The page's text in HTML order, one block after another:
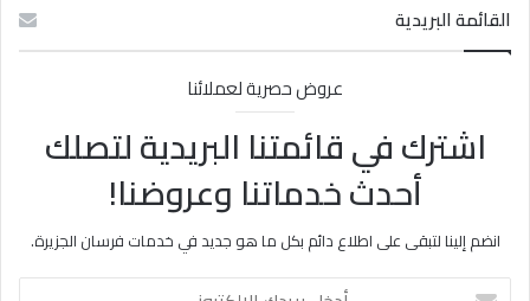
القائمة البريدية
عروض حصرية لعملائنا
اشترك في قائمتنا البريدية لتصلك
أحدث خدماتنا وعروضنا!
انضم إلينا لتبقى على اطلاع دائم بكل ما هو جديد في خدمات فرسان الجزيرة.
أدخل